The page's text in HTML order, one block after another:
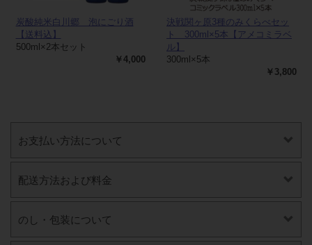
炭酸純米白川郷 泡にごり酒
【送料込】
500ml×2本セット
￥4,000
決戦関ヶ原3種のみくらべセッ
ト 300ml×5本【アメコミラベ
ル】
300ml×5本
￥3,800
お支払い方法について
配送方法および料金
のし・包装について